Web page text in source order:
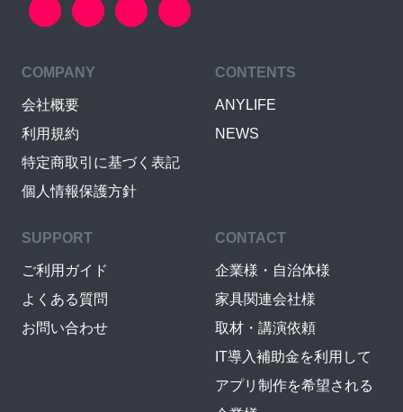
COMPANY
会社概要
利用規約
特定商取引に基づく表記
個人情報保護方針
CONTENTS
ANYLIFE
NEWS
SUPPORT
ご利用ガイド
よくある質問
お問い合わせ
CONTACT
企業様・自治体様
家具関連会社様
取材・講演依頼
IT導入補助金を利用して
アプリ制作を希望される